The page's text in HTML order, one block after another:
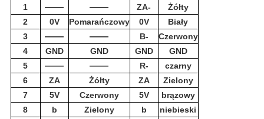
1
—— —— ZA-
Żółty
2
0V Pomarańczowy 0V
Biały
3
—— —— B-
Czerwony
4
GND GND GND
GND
5
—— —— R-
czarny
6
ZA Żółty ZA
Zielony
7
5V Czerwony 5V
brązowy
8
b Zielony b
niebieski